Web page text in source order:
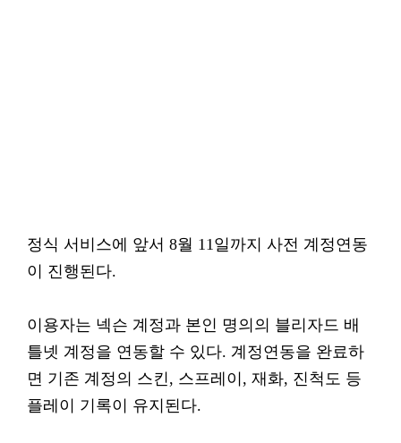
정식 서비스에 앞서 8월 11일까지 사전 계정연동
이 진행된다.
이용자는 넥슨 계정과 본인 명의의 블리자드 배
틀넷 계정을 연동할 수 있다. 계정연동을 완료하
면 기존 계정의 스킨, 스프레이, 재화, 진척도 등
플레이 기록이 유지된다.